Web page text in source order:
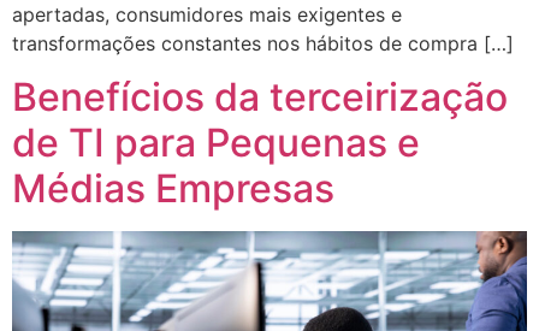
apertadas, consumidores mais exigentes e
transformações constantes nos hábitos de compra […]
Benefícios da terceirização
de TI para Pequenas e
Médias Empresas